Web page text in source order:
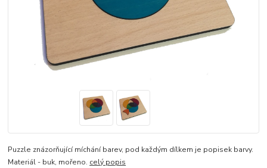
Puzzle znázorňující míchání barev, pod každým dílkem je popisek barvy.
Materiál - buk, mořeno. celý popis